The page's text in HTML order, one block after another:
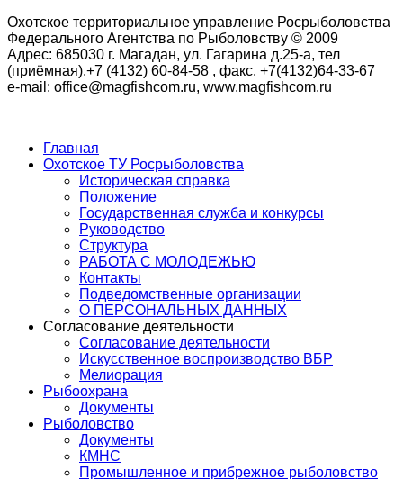
Охотское территориальное управление Росрыболовства
Федерального Агентства по Рыболовству © 2009
Адрес: 685030 г. Магадан, ул. Гагарина д.25-а, тел
(приёмная).+7 (4132) 60-84-58 , факс. +7(4132)64-33-67
e-mail: office@magfishcom.ru, www.magfishcom.ru
Главная
Охотское ТУ Росрыболовства
Историческая справка
Положение
Государственная служба и конкурсы
Руководство
Структура
РАБОТА С МОЛОДЕЖЬЮ
Контакты
Подведомственные организации
О ПЕРСОНАЛЬНЫХ ДАННЫХ
Согласование деятельности
Согласование деятельности
Искусственное воспроизводство ВБР
Мелиорация
Рыбоохрана
Документы
Рыболовство
Документы
КМНС
Промышленное и прибрежное рыболовство